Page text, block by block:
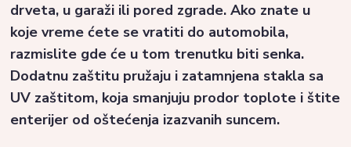
drveta, u garaži ili pored zgrade. Ako znate u
koje vreme ćete se vratiti do automobila,
razmislite gde će u tom trenutku biti senka.
Dodatnu zaštitu pružaju i zatamnjena stakla sa
UV zaštitom, koja smanjuju prodor toplote i štite
enterijer od oštećenja izazvanih suncem.